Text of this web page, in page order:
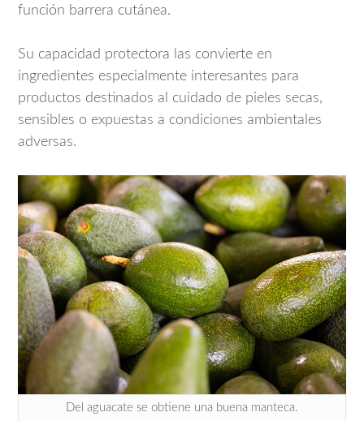
función barrera cutánea.
Su capacidad protectora las convierte en
ingredientes especialmente interesantes para
productos destinados al cuidado de pieles secas,
sensibles o expuestas a condiciones ambientales
adversas.
Del aguacate se obtiene una buena manteca.